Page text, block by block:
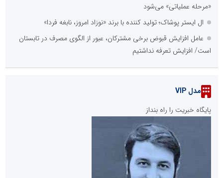
«مرحله عملیاتی» می‌شود
ال ایستر پوشاک؛ تولید کننده با برند «نوزاد امروز، نابغه فردا»
عامل افزایش قبوض برخی مشترکان، عبور از الگوی مصرف در تابستان
است/ افزایش تعرفه نداشتیم
مدل VIP
پایگاه خبریت را راه بنداز